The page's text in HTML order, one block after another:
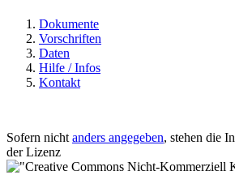
Dokumente
Vorschriften
Daten
Hilfe / Infos
Kontakt
Sofern nicht anders angegeben, stehen die
der Lizenz